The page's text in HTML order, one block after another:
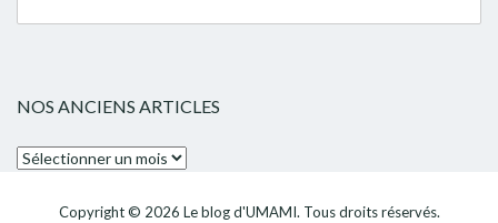
NOS ANCIENS ARTICLES
Nos
articlesCopyright © 2026 Le blog d'UMAMI. Tous droits réservés.